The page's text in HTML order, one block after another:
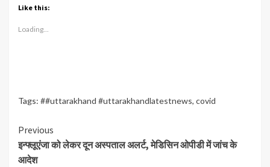
Like this:
Loading...
Tags: ##uttarakhand #uttarakhandlatestnews, covid
Continue
Reading
Previous
इन्फ्लूएंजा को लेकर दून अस्पताल अलर्ट, मेडिसिन ओपीडी में जांच के
आदेश